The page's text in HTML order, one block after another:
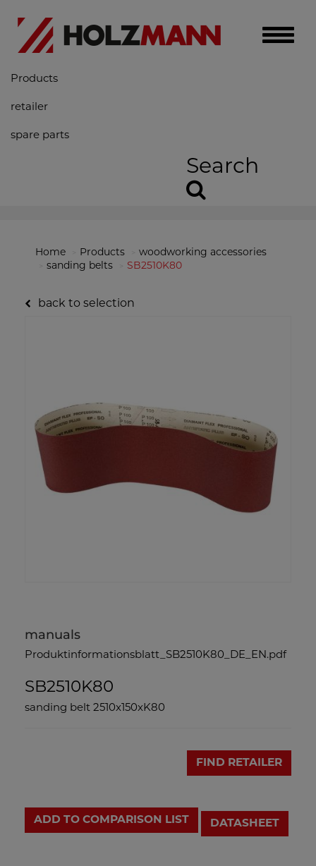
Toggle
Products
retailer
spare parts
Search
Home Products
woodworking accessories
sanding belts
SB2510K80
back to selection
manuals
Produktinformationsblatt_SB2510K80_DE_EN.pdf
SB2510K80
sanding belt 2510x150xK80
FIND RETAILER
ADD TO COMPARISON LIST DATASHEET